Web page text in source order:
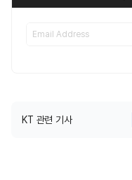
KT 관련 기사